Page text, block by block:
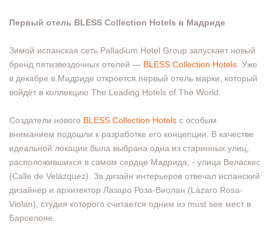
Первый отель BLESS Collection Hotels в Мадриде
Зимой испанская сеть Palladium Hotel Group запускает новый
бренд пятизвездочных отелей — BLESS Collection Hotels . Уже
в декабре в Мадриде откроется первый отель марки, который
войдёт в коллекцию The Leading Hotels of The World.
Создатели нового BLESS Collection Hotels с особым
вниманием подошли к разработке его концепции. В качестве
идеальной локации была выбрана одна из старинных улиц,
расположившихся в самом сердце Мадрида, - улица Веласкес
(Calle de Velázquez). За дизайн интерьеров отвечал испанский
дизайнер и архитектор Лазаро Роза-Виолан (Lázaro Rosa-
Violan), студия которого считается одним из must see мест в
Барселоне.